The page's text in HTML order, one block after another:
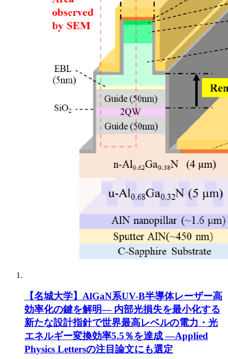
【名城大学】AlGaN系UV-B半導体レーザー高
効率化の鍵を解明― 内部光損失を最小化する
新たな設計指針で世界最高レベルの電力・光
エネルギー変換効率5.5％を達成 ―Applied
Physics Lettersの注目論文にも選定